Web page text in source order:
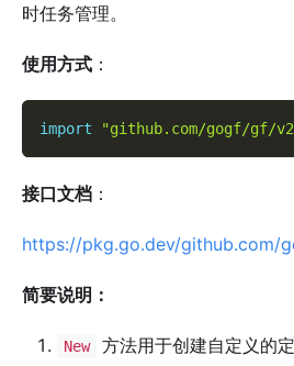
时任务管理。
使用方式 ：
import "github.com/gogf/gf/
接口文档 ：
https://pkg.go.dev/github.com/
简要说明：
New 方法用于创建自定义的